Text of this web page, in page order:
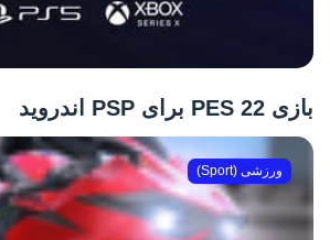
بازی PES 22 برای PSP اندروید
ورزشی (Sport)